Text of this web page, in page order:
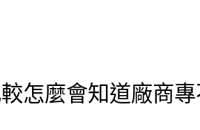
怎麼會知道廠商